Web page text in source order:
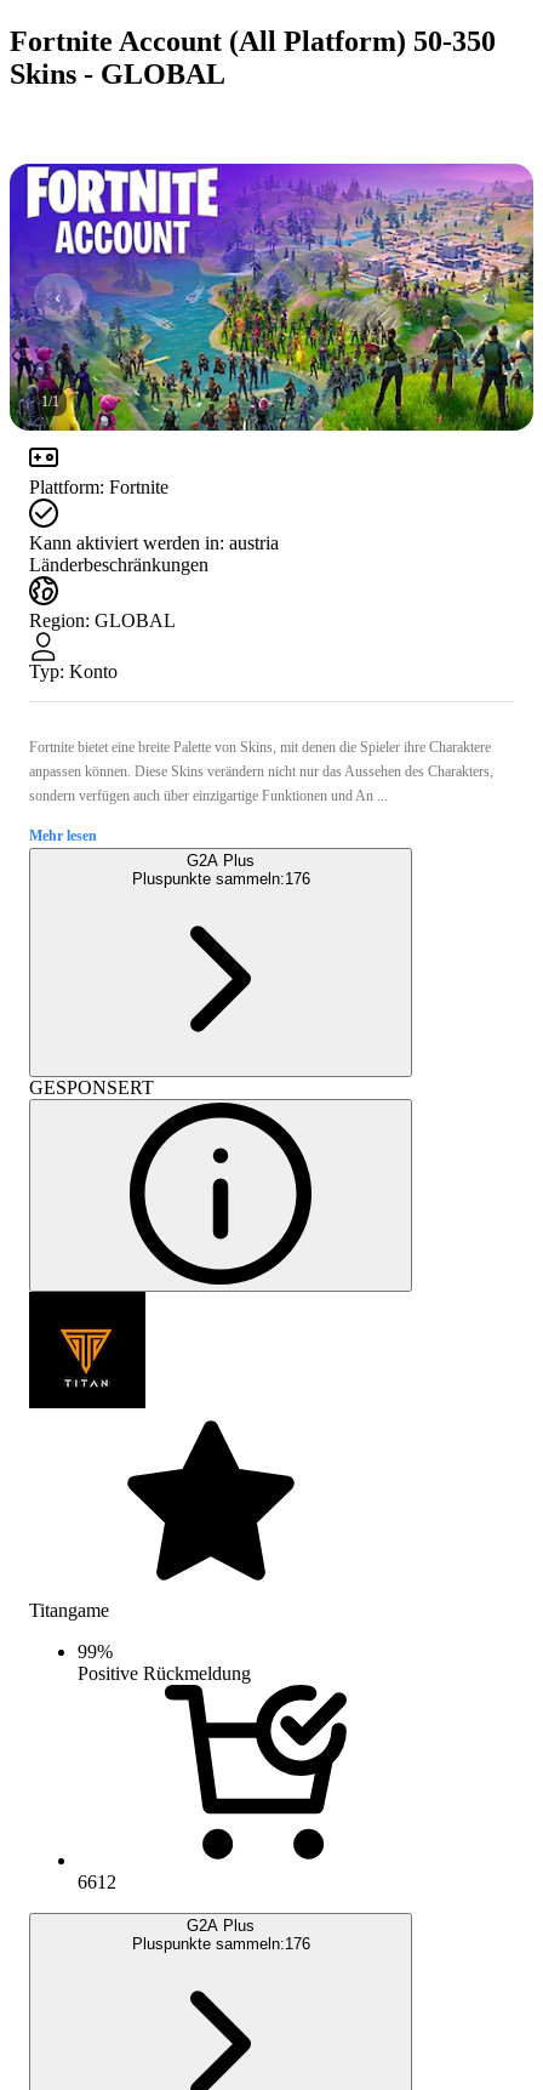
Fortnite Account (All Platform) 50-350
Skins - GLOBAL
1/1
Plattform: Fortnite
Kann aktiviert werden in: austria
Länderbeschränkungen
Region: GLOBAL
Typ: Konto
Fortnite bietet eine breite Palette von Skins, mit denen die Spieler ihre Charaktere
anpassen können. Diese Skins verändern nicht nur das Aussehen des Charakters,
sondern verfügen auch über einzigartige Funktionen und An ...
Mehr lesen
G2A Plus
Pluspunkte sammeln:176
GESPONSERT
Titangame
99%
Positive Rückmeldung
6612
G2A Plus
Pluspunkte sammeln:176